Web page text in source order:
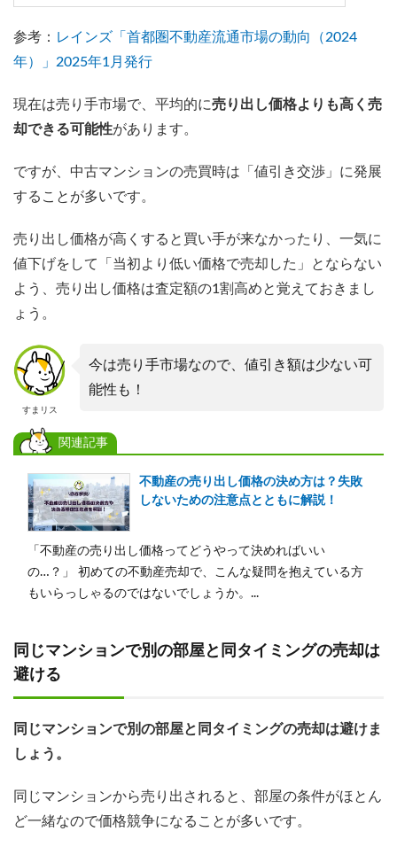
参考：
レインズ「首都圏不動産流通市場の動向（2024
年）」2025年1月発行
現在は売り手市場で、平均的に売り出し価格よりも高く売
却できる可能性があります。
ですが、中古マンションの売買時は「値引き交渉」に発展
することが多いです。
売り出し価格が高くすると買い手が来なかったり、一気に
値下げをして「当初より低い価格で売却した」とならない
よう、売り出し価格は査定額の1割高めと覚えておきまし
ょう。
すまリス
今は売り手市場なので、値引き額は少ない可
能性も！
関連記事
不動産の売り出し価格の決め方は？失敗
しないための注意点とともに解説！
「不動産の売り出し価格ってどうやって決めればいい
の…？」 初めての不動産売却で、こんな疑問を抱えている方
もいらっしゃるのではないでしょうか。...
同じマンションで別の部屋と同タイミングの売却は
避ける
同じマンションで別の部屋と同タイミングの売却は避けま
しょう。
同じマンションから売り出されると、部屋の条件がほとん
ど一緒なので価格競争になることが多いです。